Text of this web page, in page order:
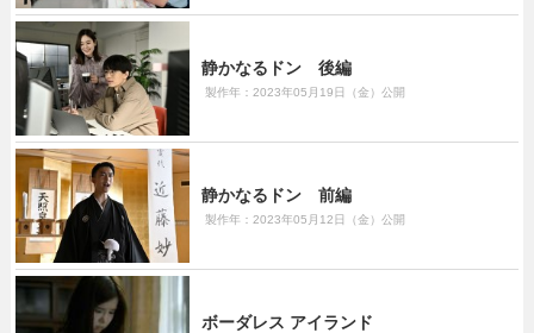
静かなるドン 後編
製作年：2023年05月19日（金）公開
静かなるドン 前編
製作年：2023年05月12日（金）公開
ボーダレス アイランド